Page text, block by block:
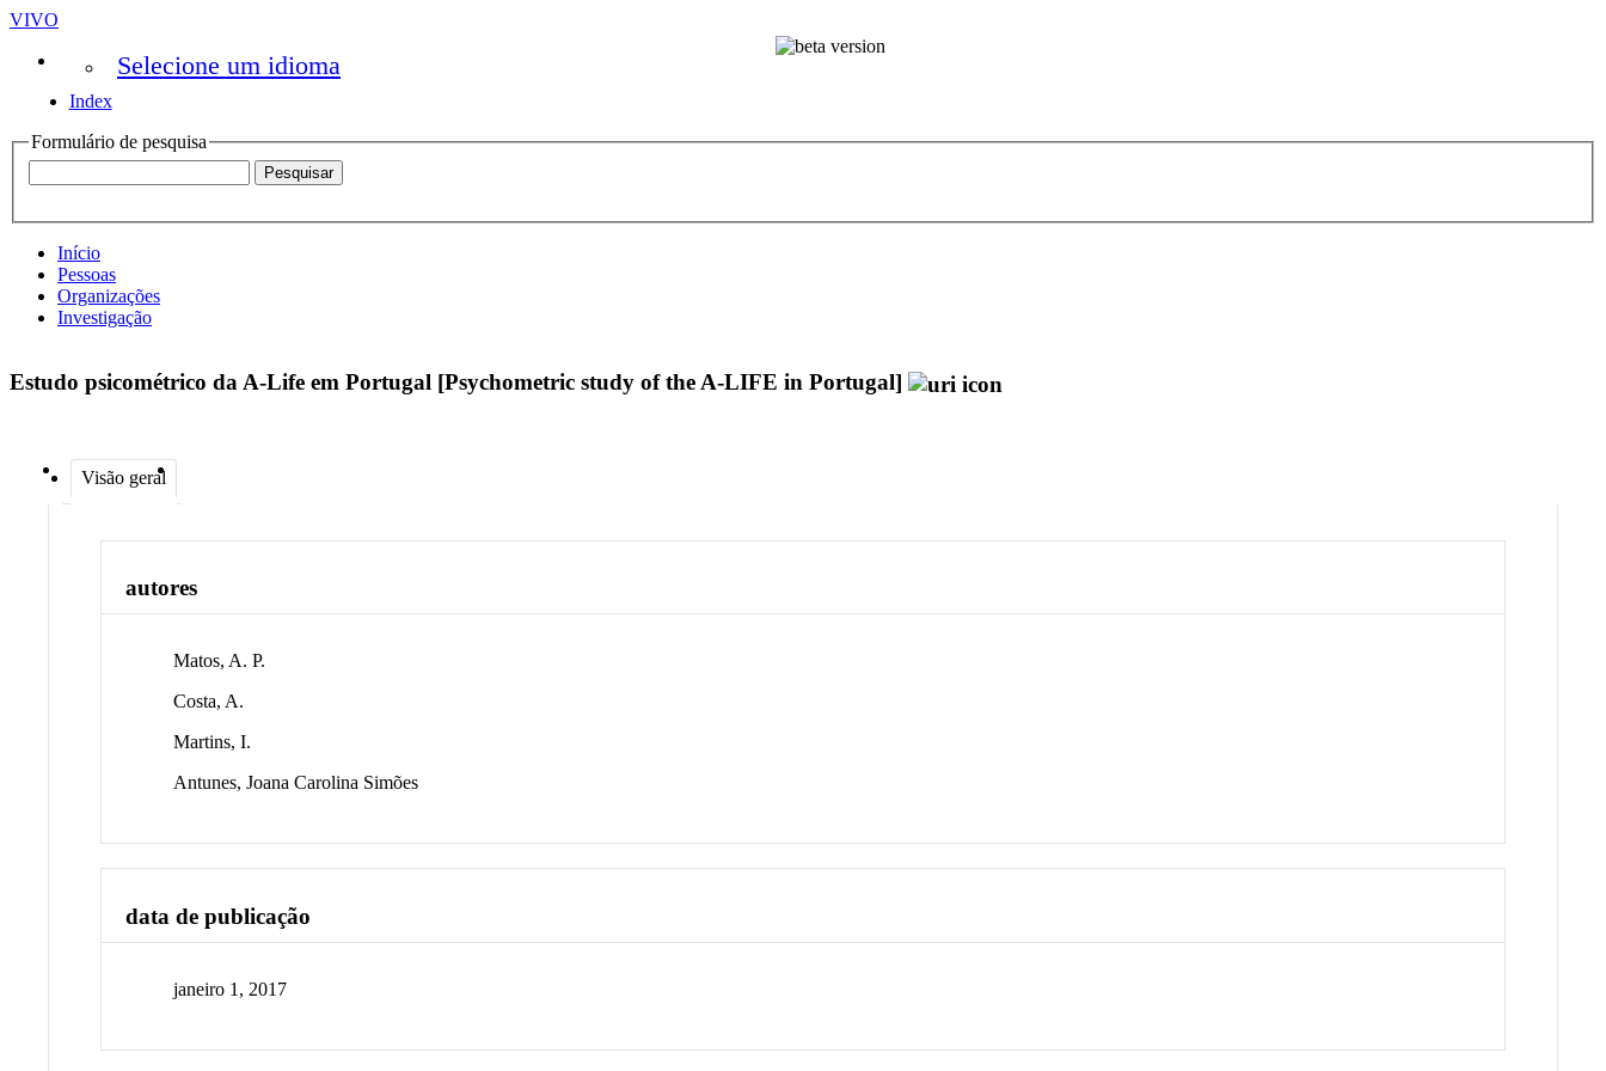
VIVO
Selecione um idioma
Index
Formulário de pesquisa
Início
Pessoas
Organizações
Investigação
Estudo psicométrico da A-Life em Portugal [Psychometric study of the A-LIFE in Portugal]
Visão geral
autores
Matos, A. P.
Costa, A.
Martins, I.
Antunes, Joana Carolina Simões
data de publicação
janeiro 1, 2017